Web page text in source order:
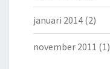
januari 2014 (2)
november 2011 (1)